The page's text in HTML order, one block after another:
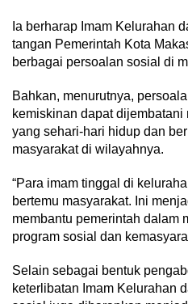
Ia berharap Imam Kelurahan
tangan Pemerintah Kota
berbagai persoalan sosial di
Bahkan, menurutnya,
kemiskinan dapat
yang sehari-hari hidup dan
masyarakat di wilayahnya.
“Para imam tinggal di
bertemu masyarakat. Ini
membantu pemerintah dalam
program sosial dan
Selain sebagai bentuk
keterlibatan Imam Kelurahan